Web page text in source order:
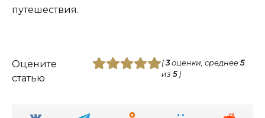
путешествия.
Оцените
статью
(3оценки, среднее 5
из 5)